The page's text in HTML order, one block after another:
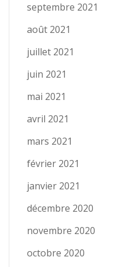
septembre 2021
août 2021
juillet 2021
juin 2021
mai 2021
avril 2021
mars 2021
février 2021
janvier 2021
décembre 2020
novembre 2020
octobre 2020